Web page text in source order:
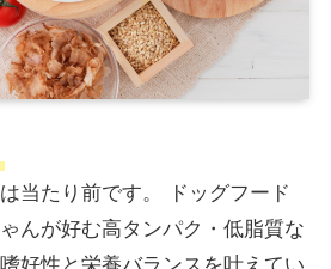
当たり前です。 ドッグフード
んが好む高タンパク・低脂質な